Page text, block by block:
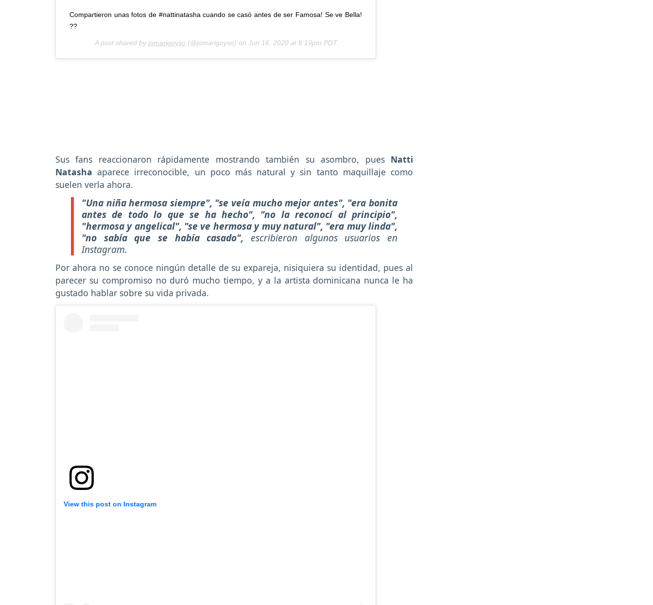
Compartieron unas fotos de #nattinatasha cuando se casó antes de ser Famosa! Se ve Bella!
??
A post shared by jomarigoyso (@jomarigoyso) on Jun 16, 2020 at 8:19pm PDT
Sus fans reaccionaron rápidamente mostrando también su asombro, pues Natti
Natasha aparece irreconocible, un poco más natural y sin tanto maquillaje como
suelen verla ahora.
"Una niña hermosa siempre", "se veía mucho mejor antes", "era bonita
antes de todo lo que se ha hecho", "no la reconocí al principio",
"hermosa y angelical", "se ve hermosa y muy natural", "era muy linda",
"no sabía que se había casado", escribieron algunos usuarios en
Instagram.
Por ahora no se conoce ningún detalle de su expareja, nisiquiera su identidad, pues al
parecer su compromiso no duró mucho tiempo, y a la artista dominicana nunca le ha
gustado hablar sobre su vida privada.
View this post on Instagram